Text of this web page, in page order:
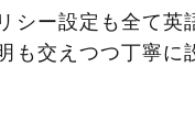
シー設定も全て英
も交えつつ丁寧に